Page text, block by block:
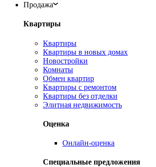
Продажа
Квартиры
Квартиры
Квартиры в новых домах
Новостройки
Комнаты
Обмен квартир
Квартиры с ремонтом
Квартиры без отделки
Элитная недвижимость
Оценка
Онлайн-оценка
Специальные предложения